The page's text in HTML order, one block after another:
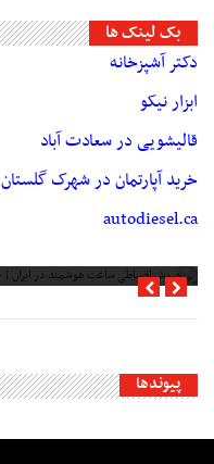
بک لینک ها
دکتر آشپزخانه
ابزار نیکو
قالیشویی در سعادت آباد
خرید آپارتمان در شهرک گلستان
autodiesel.ca
پیوندها